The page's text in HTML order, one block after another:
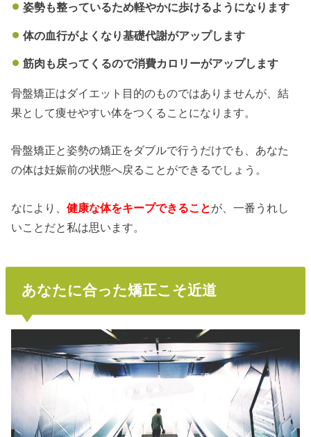
姿勢も整っているため軽やかに歩けるようになります
体の血行がよくなり基礎代謝がアップします
筋肉も戻ってくるので消費カロリーがアップします
骨盤矯正はダイエット目的のものではありませんが、結
果として痩せやすい体をつくることになります。
骨盤矯正と姿勢の矯正をダブルで行うだけでも、あなた
の体は妊娠前の状態へ戻ることができるでしょう。
なにより、健康な体をキープできることが、一番うれし
いことだと私は思います。
あなたに合った矯正こそ近道